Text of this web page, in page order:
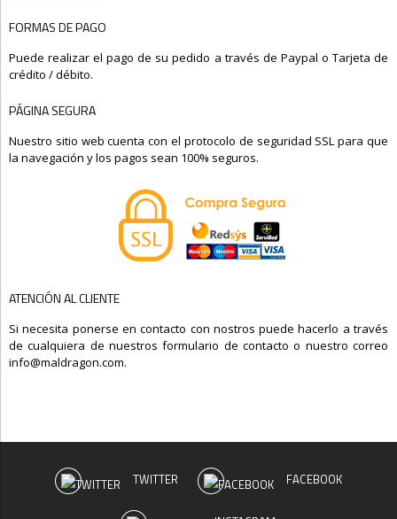
FORMAS DE PAGO
Puede realizar el pago de su pedido a través de Paypal o Tarjeta de
crédito / débito.
PÁGINA SEGURA
Nuestro sitio web cuenta con el protocolo de seguridad SSL para que
la navegación y los pagos sean 100% seguros.
ATENCIÓN AL CLIENTE
Si necesita ponerse en contacto con nostros puede hacerlo a través
de cualquiera de nuestros formulario de contacto o nuestro correo
info@maldragon.com.
TWITTER FACEBOOK